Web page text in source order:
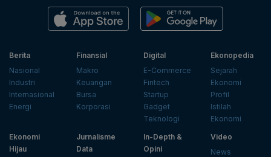
Berita
Nasional
Industri
Internasional
Energi
Finansial
Makro
Keuangan
Bursa
Korporasi
Digital
E-Commerce
Fintech
Startup
Gadget
Teknologi
Ekonopedia
Sejarah
Ekonomi
Profil
Istilah
Ekonomi
Ekonomi
Hijau
Jurnalisme
Data
In-Depth &
Opini
Video
News